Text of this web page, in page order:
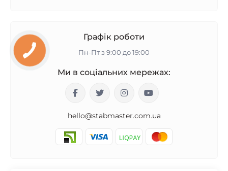
Графік роботи
Пн-Пт з 9:00 до 19:00
Ми в соціальних мережах:
hello@stabmaster.com.ua